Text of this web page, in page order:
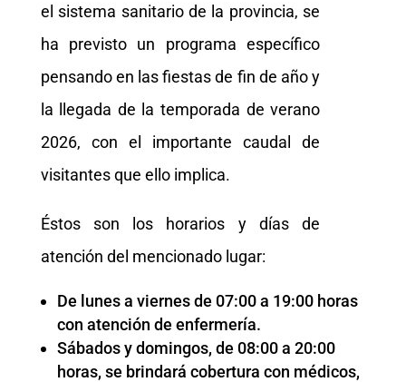
el sistema sanitario de la provincia, se
ha previsto un programa específico
pensando en las fiestas de fin de año y
la llegada de la temporada de verano
2026, con el importante caudal de
visitantes que ello implica.
Éstos son los horarios y días de
atención del mencionado lugar:
De lunes a viernes de 07:00 a 19:00 horas
con atención de enfermería.
Sábados y domingos, de 08:00 a 20:00
horas, se brindará cobertura con médicos,